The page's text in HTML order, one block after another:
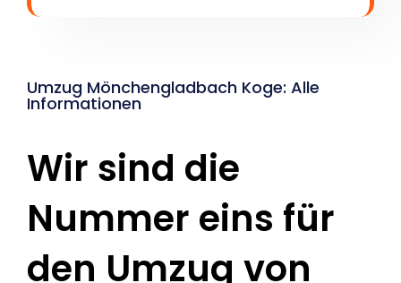
Umzug Mönchengladbach Koge: Alle
Informationen
Wir sind die
Nummer eins für
den Umzug von